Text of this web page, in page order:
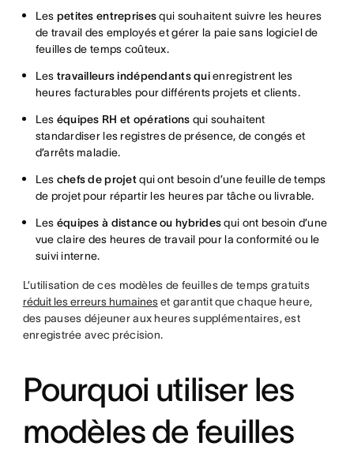
Les petites entreprisesqui souhaitent suivre les heures
de travail des employés et gérer la paie sans logiciel de
feuilles de temps coûteux.
Les travailleurs indépendants quienregistrent les
heures facturables pour différents projets et clients.
Les équipes RH et opérations qui souhaitent
standardiser les registres de présence, de congés et
d’arrêts maladie.
Les chefs de projetqui ont besoin d’une feuille de temps
de projet pour répartir les heures par tâche ou livrable.
Les équipes à distance ou hybridesqui ont besoin d’une
vue claire des heures de travail pour la conformité ou le
suivi interne.
L’utilisation de ces modèles de feuilles de temps gratuits
réduit les erreurs humaineset garantit que chaque heure,
des pauses déjeuner aux heures supplémentaires, est
enregistrée avec précision.
Pourquoi utiliser les
modèles de feuilles